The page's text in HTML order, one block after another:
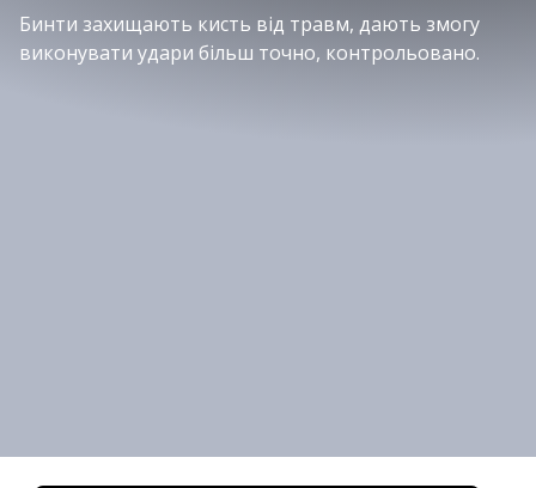
Бинти захищають кисть від травм, дають змогу
виконувати удари більш точно, контрольовано.